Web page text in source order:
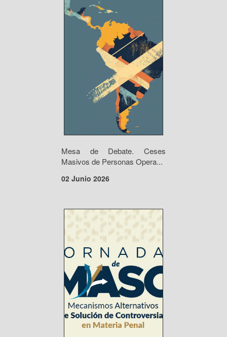
Mesa de Debate. Ceses
Masivos de Personas Opera...
02 Junio 2026